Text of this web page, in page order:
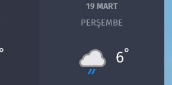
°
19 MART
PERŞEMBE
6°